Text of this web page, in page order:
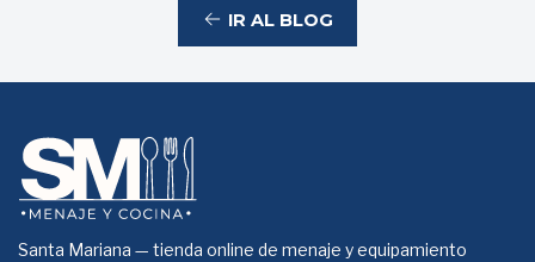
IR AL BLOG
Santa Mariana — tienda online de menaje y equipamiento